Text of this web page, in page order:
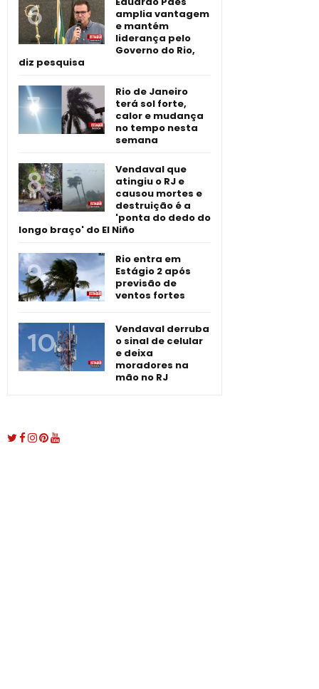
amplia vantagem
e mantém
liderança pelo
Governo do Rio,
diz pesquisa
Rio de Janeiro
terá sol forte,
calor e mudança
no tempo nesta
semana
Vendaval que
atingiu o RJ e
causou mortes e
destruição é a
'ponta do dedo do
longo braço' do El Niño
Rio entra em
Estágio 2 após
previsão de
ventos fortes
Vendaval derruba
o sinal de celular
e deixa
moradores na
mão no RJ